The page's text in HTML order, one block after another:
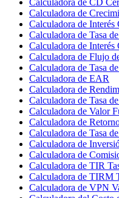
Calculadora de
Calculadora de Interés
Calculadora de Tasa
Calculadora de
Calculadora de Flujo
Calculadora de Tasa
Calculadora de EAR
Calculadora de
Calculadora de Tasa
Calculadora de Valor
Calculadora de
Calculadora de Tasa
Calculadora de
Calculadora de
Calculadora de TIR
Calculadora de TIRM
Calculadora de VPN